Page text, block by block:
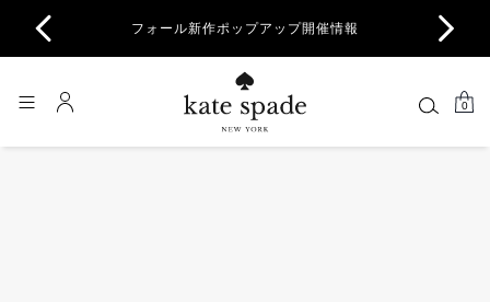
フォール新作ポップアップ開催情報
0